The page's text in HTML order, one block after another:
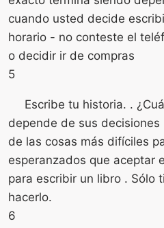
cuando usted decide
horario - no conteste el
o decidir ir de compras
5
Escribe tu historia. .
depende de sus decisiones
de las cosas más difíciles
esperanzados que aceptar
para escribir un libro . Sólo
hacerlo.
6